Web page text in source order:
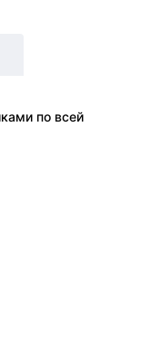
по всей